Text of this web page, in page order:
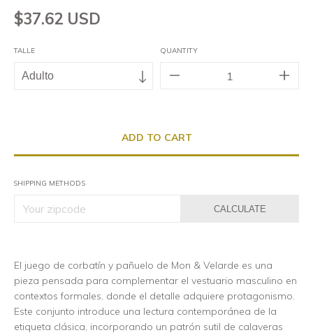
$37.62 USD
TALLE QUANTITY
SHIPPING METHODS
CALCULATE
El juego de corbatín y pañuelo de Mon & Velarde es una
pieza pensada para complementar el vestuario masculino en
contextos formales, donde el detalle adquiere protagonismo.
Este conjunto introduce una lectura contemporánea de la
etiqueta clásica, incorporando un patrón sutil de calaveras